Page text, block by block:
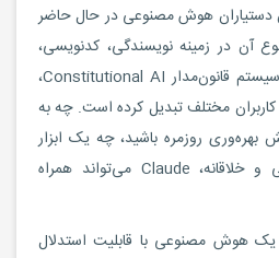
دستیاران هوش مصنوعی در حال حاضر
آن در زمینه نویسندگی، کدنویسی،
تحقیق و طراحی، به همراه سیستم قانون‌مدار Constitutional AI،
کاربران مختلف تبدیل کرده است. چه به
بهره‌وری روزمره باشید، چه یک ابزار
قدرتمند برای پروژه‌های فنی و خلاقانه، Claude می‌تواند همراه
یک هوش مصنوعی با قابلیت استدلال